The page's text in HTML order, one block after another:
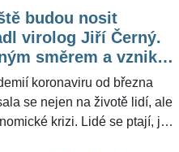
případů opakované
testovaných lidí, které
do denního přírůstku nově
biologa Jaroslava
už jen jakýsi dozvuk
která se ale může
vrátit.
budou nosit
virolog Jiří Černý.
směrem a vznikne
koronaviru od března
se nejen na životě lidí, ale
krizi. Lidé se ptají, jak